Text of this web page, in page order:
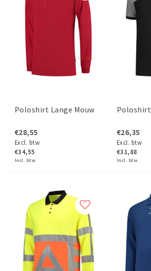
Poloshirt Lange Mouw
€28,55
Excl. btw
€34,55
Incl. btw
€26,35
Excl. btw
€31,88
Incl. btw